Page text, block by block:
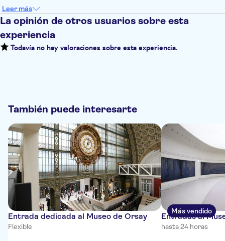
Leer más
La opinión de otros usuarios sobre esta
experiencia
Todavía no hay valoraciones sobre esta experiencia.
También puede interesarte
Entrada dedicada al Museo de Orsay
Flexible
Más vendido
Entradas al
hasta 24 horas